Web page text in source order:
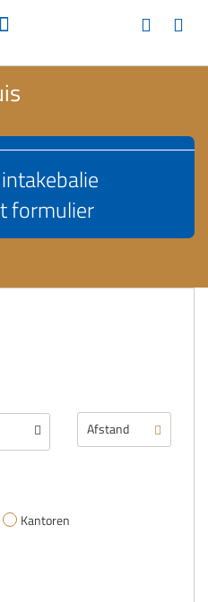
formulier
Kantoren